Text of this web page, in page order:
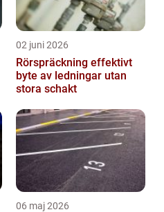
02 juni 2026
Rörspräckning effektivt
byte av ledningar utan
stora schakt
06 maj 2026